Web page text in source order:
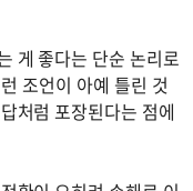
게 좋다는 단순 논리로
조언이 아예 틀린 것
처럼 포장된다는 점에